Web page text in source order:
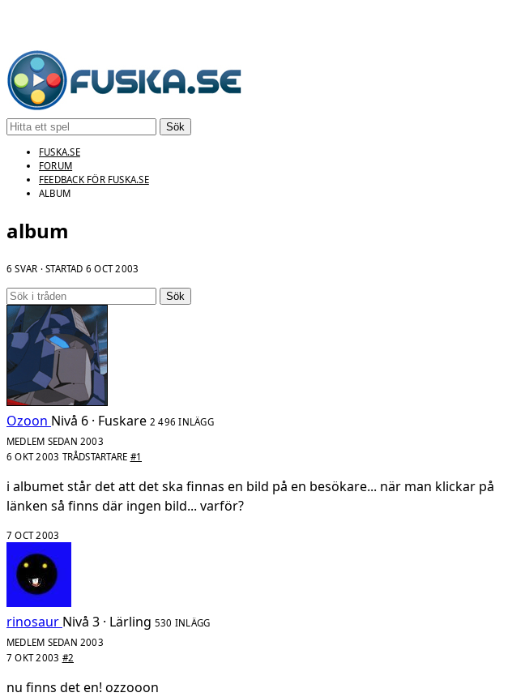
Sök
FUSKA.SE
FORUM
FEEDBACK FÖR FUSKA.SE
ALBUM
album
6 SVAR · STARTAD 6 OCT 2003
Sök
Ozoon Nivå 6 · Fuskare 2 496 INLÄGG
MEDLEM SEDAN 2003
6 OKT 2003 TRÅDSTARTARE #1
i albumet står det att det ska finnas en bild på en besökare... när man klickar på
länken så finns där ingen bild... varför?
7 OCT 2003
rinosaur Nivå 3 · Lärling 530 INLÄGG
MEDLEM SEDAN 2003
7 OKT 2003 #2
nu finns det en! ozzooon